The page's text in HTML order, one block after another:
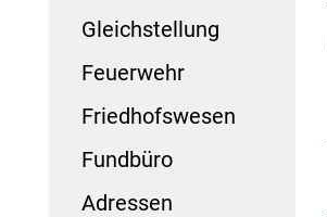
Gleichstellung
Feuerwehr
Friedhofswesen
Fundbüro
Adressen